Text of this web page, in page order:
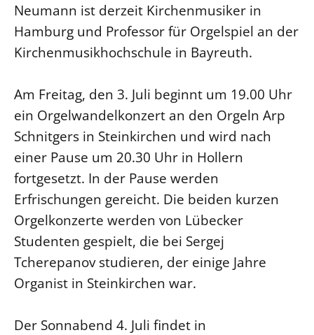
Neumann ist derzeit Kirchenmusiker in
Hamburg und Professor für Orgelspiel an der
Kirchenmusikhochschule in Bayreuth.
Am Freitag, den 3. Juli beginnt um 19.00 Uhr
ein Orgelwandelkonzert an den Orgeln Arp
Schnitgers in Steinkirchen und wird nach
einer Pause um 20.30 Uhr in Hollern
fortgesetzt. In der Pause werden
Erfrischungen gereicht. Die beiden kurzen
Orgelkonzerte werden von Lübecker
Studenten gespielt, die bei Sergej
Tcherepanov studieren, der einige Jahre
Organist in Steinkirchen war.
Der Sonnabend 4. Juli findet in
Kontakt
Hintergrund
Ehrenamt
Beruf
Freie Stellen
BIBLIOTHEK & ARCHIV
SERVICE
Älterwerden im Pfarrberuf
Beteiligungsverfahren
Beschwerdestellen
Finanzplanung